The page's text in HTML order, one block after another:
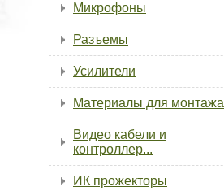
Микрофоны
Разъемы
Усилители
Материалы для монтажа
Видео кабели и
контроллер...
ИК прожекторы